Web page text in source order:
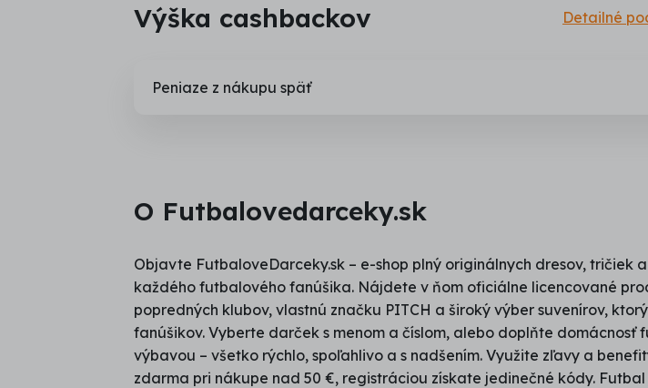
Výška cashbackov Detailné
Peniaze z nákupu späť
O Futbalovedarceky.sk
Objavte FutbaloveDarceky.sk – e-shop plný originálnych dresov, tričiek
každého futbalového fanúšika. Nájdete v ňom oficiálne licencované
popredných klubov, vlastnú značku PITCH a široký výber suvenírov,
fanúšikov. Vyberte darček s menom a číslom, alebo doplňte domácnosť
výbavou – všetko rýchlo, spoľahlivo a s nadšením. Využite zľavy a
zdarma pri nákupe nad 50 €, registráciou získate jedinečné kódy.